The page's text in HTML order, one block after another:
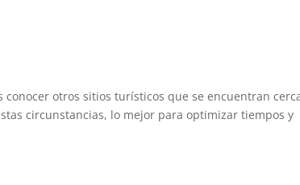
otros sitios turísticos que se encuentran
circunstancias, lo mejor para optimizar tiempos y